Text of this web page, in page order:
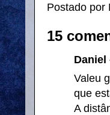
Postado por
15
Daniel
Valeu
que
A